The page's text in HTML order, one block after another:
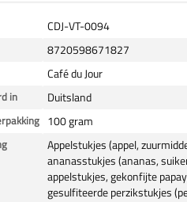
CDJ-VT-0094
8720598671827
Café du Jour
in Duitsland
100 gram
Appelstukjes (appel,
ananasstukjes (ananas,
appelstukjes, gekonfijte
gesulfiteerde perzikstukjes